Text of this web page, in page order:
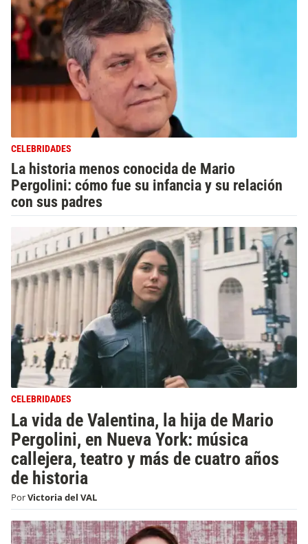
CELEBRIDADES
La historia menos conocida de Mario
Pergolini: cómo fue su infancia y su relación
con sus padres
CELEBRIDADES
La vida de Valentina, la hija de Mario
Pergolini, en Nueva York: música
callejera, teatro y más de cuatro años
de historia
PorVictoria del VAL